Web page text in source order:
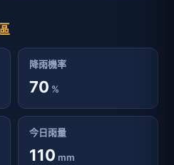
降雨機率
70 %
今日雨量
110 mm